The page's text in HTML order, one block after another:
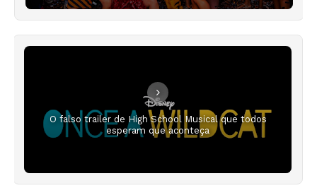
O falso trailer de High School Musical que todos
esperam que aconteça